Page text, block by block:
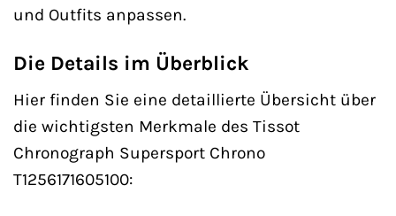
und Outfits anpassen.
Die Details im Überblick
Hier finden Sie eine detaillierte Übersicht über
die wichtigsten Merkmale des Tissot
Chronograph Supersport Chrono
T1256171605100: